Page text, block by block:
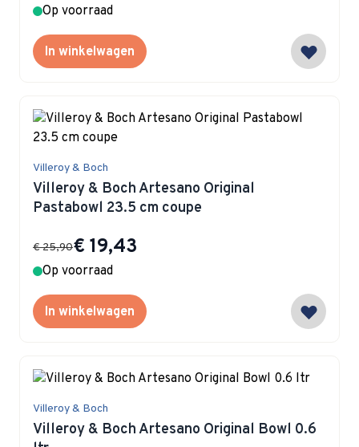
Op voorraad
In winkelwagen
Villeroy & Boch
Villeroy & Boch Artesano Original
Pastabowl 23.5 cm coupe
Special Price
€ 19,43
€ 25,90
Op voorraad
In winkelwagen
Villeroy & Boch
Villeroy & Boch Artesano Original Bowl 0.6